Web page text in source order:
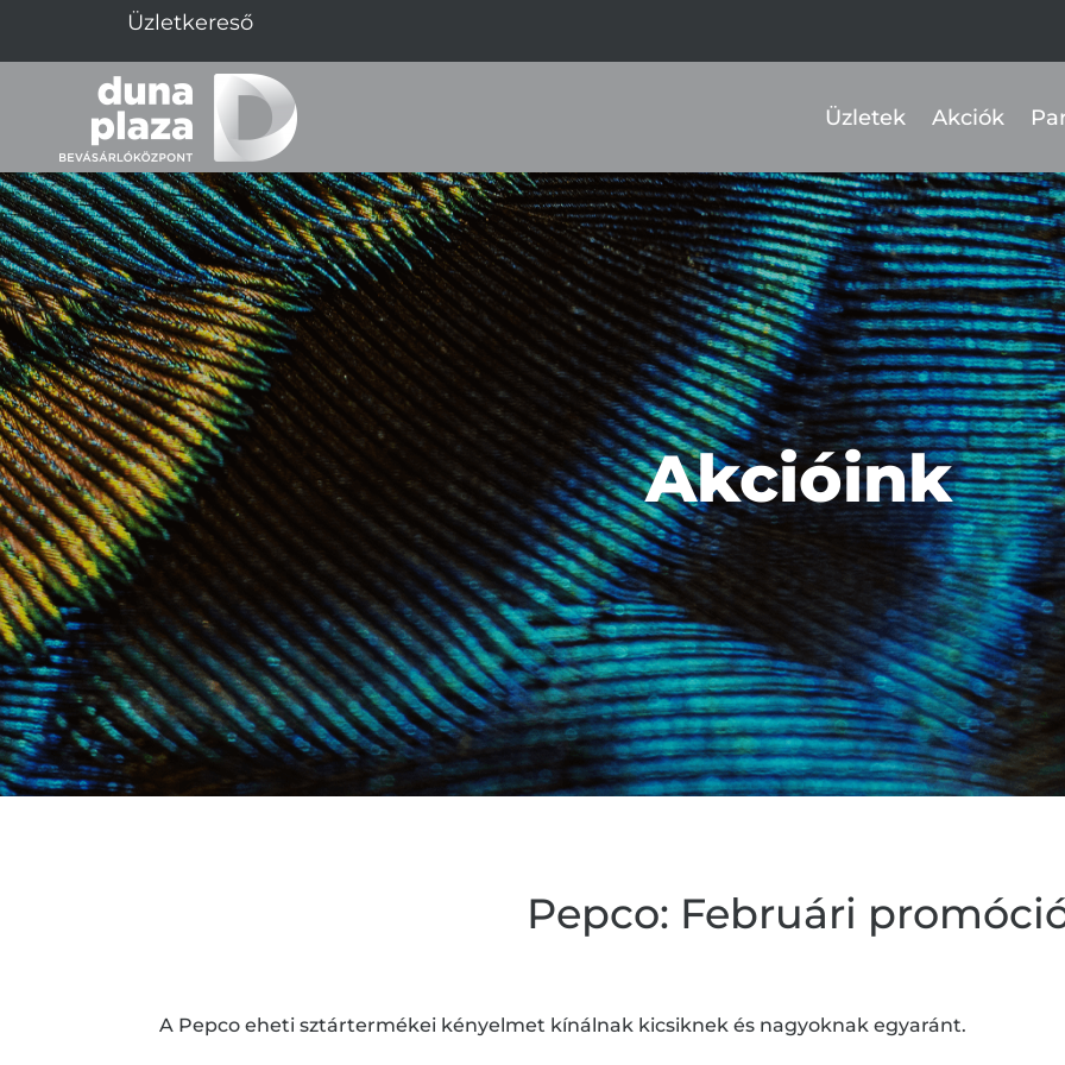
Üzletek Akciók
Akcióink
Pepco: Februári
A Pepco eheti sztártermékei kényelmet kínálnak kicsiknek és nagyoknak egyaránt.